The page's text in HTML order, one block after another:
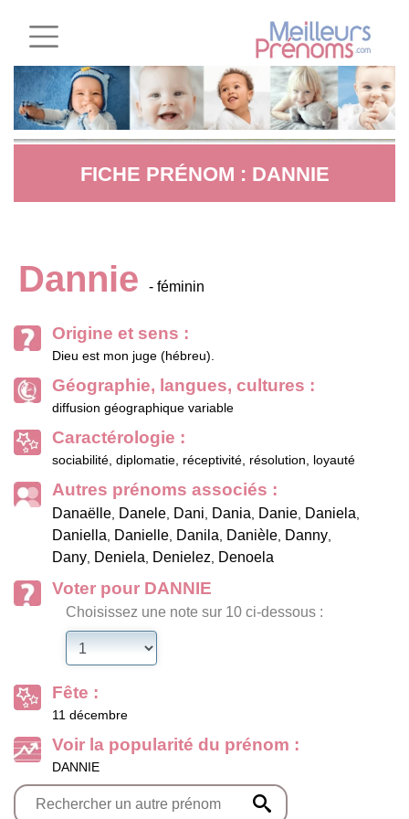
FICHE PRÉNOM : DANNIE
Dannie - féminin
Origine et sens :
Dieu est mon juge (hébreu).
Géographie, langues, cultures :
diffusion géographique variable
Caractérologie :
sociabilité, diplomatie, réceptivité, résolution, loyauté
Autres prénoms associés :
Danaëlle, Danele, Dani, Dania, Danie, Daniela,
Daniella, Danielle, Danila, Danièle, Danny,
Dany, Deniela, Denielez, Denoela
Voter pour DANNIE
Choisissez une note sur 10 ci-dessous :
Fête :
11 décembre
Voir la popularité du prénom :
DANNIE